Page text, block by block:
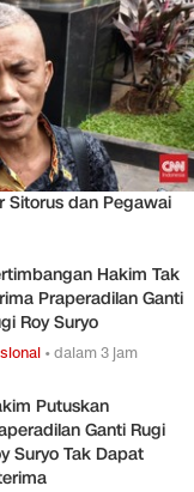
Sitorus dan Pegawai
Hakim Tak
Praperadilan Ganti
Roy Suryo
•dalam 3 jam
Putuskan
Ganti Rugi
Suryo Tak Dapat